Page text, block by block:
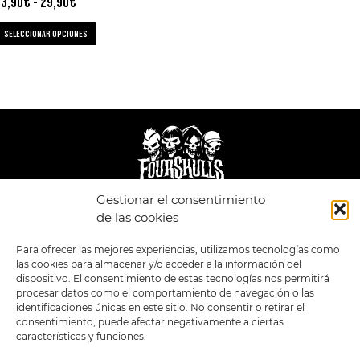
Gestionar el consentimiento
de las cookies
Para ofrecer las mejores experiencias, utilizamos tecnologías como
las cookies para almacenar y/o acceder a la información del
dispositivo. El consentimiento de estas tecnologías nos permitirá
procesar datos como el comportamiento de navegación o las
identificaciones únicas en este sitio. No consentir o retirar el
consentimiento, puede afectar negativamente a ciertas
características y funciones.
SELECCIONAR OPCIONES
PRIVACIDAD
TÉRMINOS Y
CONDICIONES
GENERALES DE LA
VENTA
FORMATOS
PREVENTAS
OFERTAS
MERCHANDISING
FOUR SKULLS